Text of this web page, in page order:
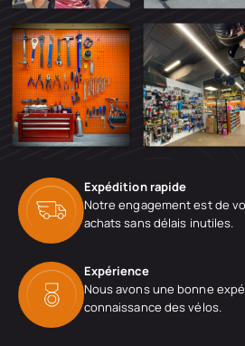
Expédition rapide
Notre engagement est de
achats sans délais inutiles.
Expérience
Nous avons une bonne
connaissance des vélos.